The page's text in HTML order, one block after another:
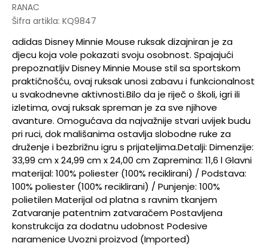
RANAC
Šifra artikla: KQ9847
adidas Disney Minnie Mouse ruksak dizajniran je za
djecu koja vole pokazati svoju osobnost. Spajajući
prepoznatljiv Disney Minnie Mouse stil sa sportskom
praktičnošću, ovaj ruksak unosi zabavu i funkcionalnost
u svakodnevne aktivnosti.Bilo da je riječ o školi, igri ili
izletima, ovaj ruksak spreman je za sve njihove
avanture. Omogućava da najvažnije stvari uvijek budu
pri ruci, dok mališanima ostavlja slobodne ruke za
druženje i bezbrižnu igru s prijateljima.Detalji: Dimenzije:
33,99 cm x 24,99 cm x 24,00 cm Zapremina: 11,6 l Glavni
materijal: 100% poliester (100% reciklirani) / Podstava:
100% poliester (100% reciklirani) / Punjenje: 100%
polietilen Materijal od platna s ravnim tkanjem
Zatvaranje patentnim zatvaračem Postavljena
konstrukcija za dodatnu udobnost Podesive
naramenice Uvozni proizvod (Imported)